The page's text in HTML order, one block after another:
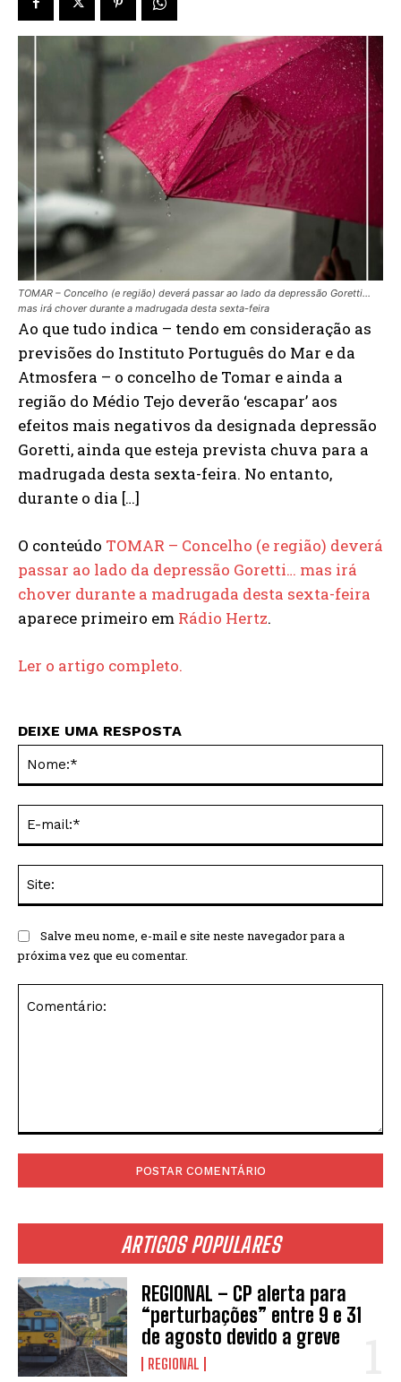
ARTIGOS POPULARES
REGIONAL – CP alerta para
“perturbações” entre 9 e 31
de agosto devido a greve
REGIONAL
TOMAR – Concelho (e região) deverá passar ao lado da depressão Goretti…
mas irá chover durante a madrugada desta sexta-feira
Ao que tudo indica – tendo em consideração as
previsões do Instituto Português do Mar e da
Atmosfera – o concelho de Tomar e ainda a
região do Médio Tejo deverão ‘escapar’ aos
efeitos mais negativos da designada depressão
Goretti, ainda que esteja prevista chuva para a
madrugada desta sexta-feira. No entanto,
durante o dia […]
O conteúdo TOMAR – Concelho (e região) deverá
passar ao lado da depressão Goretti… mas irá
chover durante a madrugada desta sexta-feira
aparece primeiro em Rádio Hertz.
Ler o artigo completo.
DEIXE UMA RESPOSTA
Salve meu nome, e-mail e site neste navegador para a
próxima vez que eu comentar.